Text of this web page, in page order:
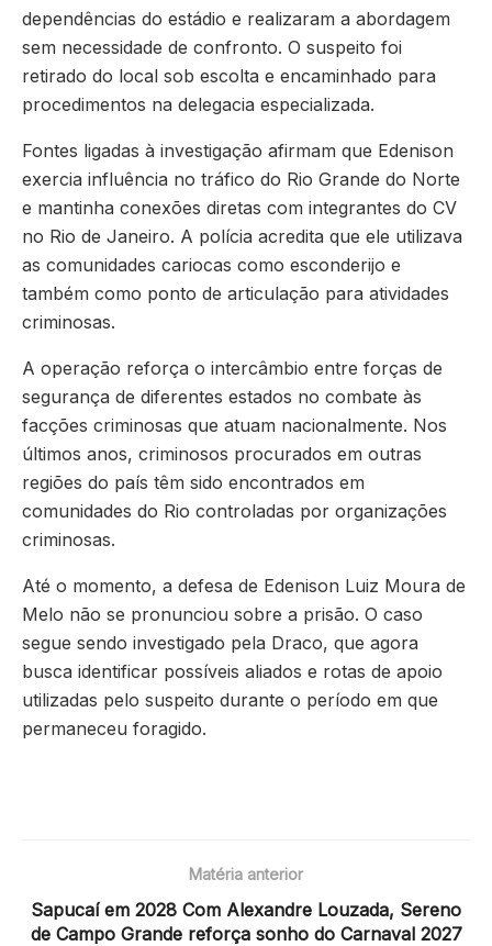
dependências do estádio e realizaram a abordagem
sem necessidade de confronto. O suspeito foi
retirado do local sob escolta e encaminhado para
procedimentos na delegacia especializada.
Fontes ligadas à investigação afirmam que Edenison
exercia influência no tráfico do Rio Grande do Norte
e mantinha conexões diretas com integrantes do CV
no Rio de Janeiro. A polícia acredita que ele utilizava
as comunidades cariocas como esconderijo e
também como ponto de articulação para atividades
criminosas.
A operação reforça o intercâmbio entre forças de
segurança de diferentes estados no combate às
facções criminosas que atuam nacionalmente. Nos
últimos anos, criminosos procurados em outras
regiões do país têm sido encontrados em
comunidades do Rio controladas por organizações
criminosas.
Até o momento, a defesa de Edenison Luiz Moura de
Melo não se pronunciou sobre a prisão. O caso
segue sendo investigado pela Draco, que agora
busca identificar possíveis aliados e rotas de apoio
utilizadas pelo suspeito durante o período em que
permaneceu foragido.
Matéria anterior
Sapucaí em 2028 Com Alexandre Louzada, Sereno
de Campo Grande reforça sonho do Carnaval 2027